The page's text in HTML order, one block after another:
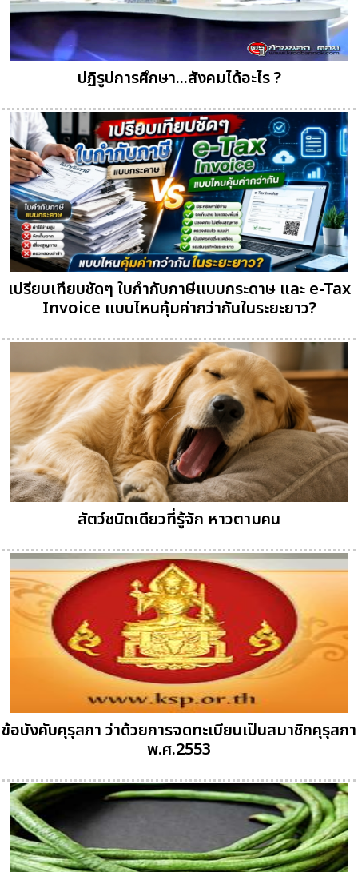
ปฏิรูปการศึกษา...สังคมได้อะไร ?
เปรียบเทียบชัดๆ ใบกำกับภาษีแบบกระดาษ และ e-Tax
Invoice แบบไหนคุ้มค่ากว่ากันในระยะยาว?
สัตว์ชนิดเดียวที่รู้จัก หาวตามคน
ข้อบังคับคุรุสภา ว่าด้วยการจดทะเบียนเป็นสมาชิกคุรุสภา
พ.ศ.2553